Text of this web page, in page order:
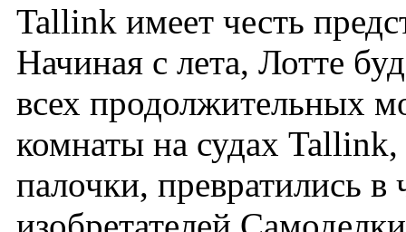
Tallink имеет честь
Начиная с лета, Лотте
всех продолжительных
комнаты на судах
палочки, превратились в